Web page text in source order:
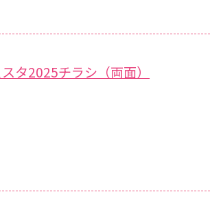
タ2025チラシ（両面）